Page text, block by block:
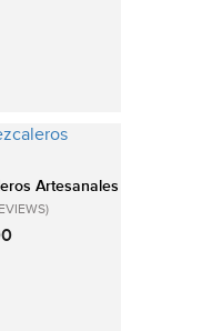
Artesanales